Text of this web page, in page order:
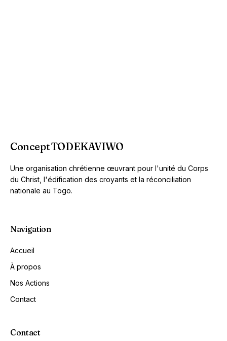
Concept TODEKAVIWO
Une organisation chrétienne œuvrant pour l'unité du Corps
du Christ, l'édification des croyants et la réconciliation
nationale au Togo.
Navigation
Accueil
À propos
Nos Actions
Contact
Contact